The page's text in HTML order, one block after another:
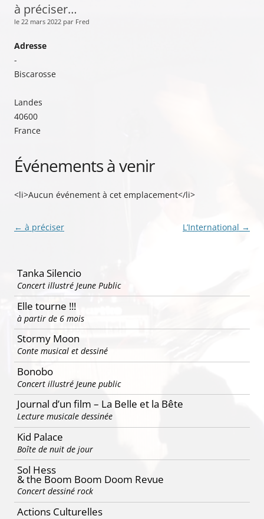
à préciser…
le 22 mars 2022 par Fred
Adresse
-
Biscarosse
Landes
40600
France
Événements à venir
<li>Aucun événement à cet emplacement</li>
Navigation
← à préciser L’International →
Tanka Silencio
Concert illustré Jeune Public
Elle tourne !!!
à partir de 6 mois
Stormy Moon
Conte musical et dessiné
Bonobo
Concert illustré Jeune public
Journal d’un film – La Belle et la Bête
Lecture musicale dessinée
Kid Palace
Boîte de nuit de jour
Sol Hess
& the Boom Boom Doom Revue
Concert dessiné rock
Actions Culturelles